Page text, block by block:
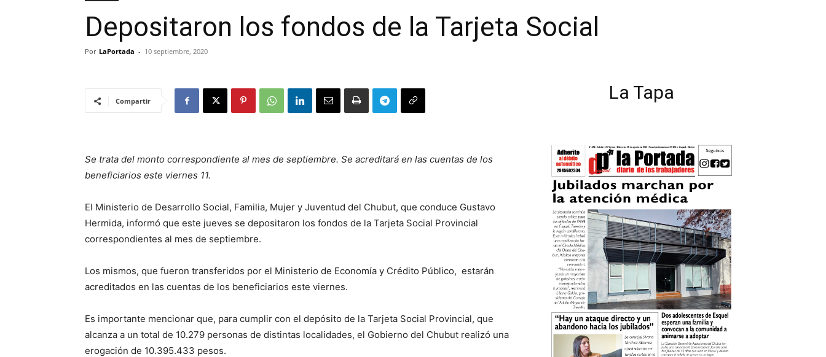
Depositaron los fondos de la Tarjeta Social
Por LaPortada - 10 septiembre, 2020
Compartir
Se trata del monto correspondiente al mes de septiembre. Se acreditará en las cuentas de los
beneficiarios este viernes 11.
El Ministerio de Desarrollo Social, Familia, Mujer y Juventud del Chubut, que conduce Gustavo
Hermida, informó que este jueves se depositaron los fondos de la Tarjeta Social Provincial
correspondientes al mes de septiembre.
Los mismos, que fueron transferidos por el Ministerio de Economía y Crédito Público, estarán
acreditados en las cuentas de los beneficiarios este viernes.
Es importante mencionar que, para cumplir con el depósito de la Tarjeta Social Provincial, que
alcanza a un total de 10.279 personas de distintas localidades, el Gobierno del Chubut realizó una
erogación de 10.395.433 pesos.
La Tapa